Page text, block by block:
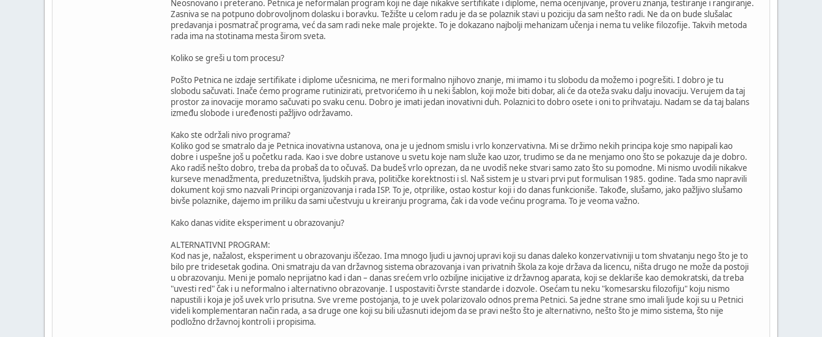
Neosnovano i preterano. Petnica je neformalan program koji ne daje nikakve sertifikate i diplome, nema ocenjivanje, proveru znanja, testiranje i rangiranje.
Zasniva se na potpuno dobrovoljnom dolasku i boravku. Težište u celom radu je da se polaznik stavi u poziciju da sam nešto radi. Ne da on bude slušalac
predavanja i posmatrač programa, već da sam radi neke male projekte. To je dokazano najbolji mehanizam učenja i nema tu velike filozofije. Takvih metoda
rada ima na stotinama mesta širom sveta.
Koliko se greši u tom procesu?
Pošto Petnica ne izdaje sertifikate i diplome učesnicima, ne meri formalno njihovo znanje, mi imamo i tu slobodu da možemo i pogrešiti. I dobro je tu
slobodu sačuvati. Inače ćemo programe rutinizirati, pretvorićemo ih u neki šablon, koji može biti dobar, ali će da oteža svaku dalju inovaciju. Verujem da taj
prostor za inovacije moramo sačuvati po svaku cenu. Dobro je imati jedan inovativni duh. Polaznici to dobro osete i oni to prihvataju. Nadam se da taj balans
između slobode i uređenosti pažljivo održavamo.
Kako ste održali nivo programa?
Koliko god se smatralo da je Petnica inovativna ustanova, ona je u jednom smislu i vrlo konzervativna. Mi se držimo nekih principa koje smo napipali kao
dobre i uspešne još u početku rada. Kao i sve dobre ustanove u svetu koje nam služe kao uzor, trudimo se da ne menjamo ono što se pokazuje da je dobro.
Ako radiš nešto dobro, treba da probaš da to očuvaš. Da budeš vrlo oprezan, da ne uvodiš neke stvari samo zato što su pomodne. Mi nismo uvodili nikakve
kurseve menadžmenta, preduzetništva, ljudskih prava, političke korektnosti i sl. Naš sistem je u stvari prvi put formulisan 1985. godine. Tada smo napravili
dokument koji smo nazvali Principi organizovanja i rada ISP. To je, otprilike, ostao kostur koji i do danas funkcioniše. Takođe, slušamo, jako pažljivo slušamo
bivše polaznike, dajemo im priliku da sami učestvuju u kreiranju programa, čak i da vode većinu programa. To je veoma važno.
Kako danas vidite eksperiment u obrazovanju?
ALTERNATIVNI PROGRAM:
Kod nas je, nažalost, eksperiment u obrazovanju iščezao. Ima mnogo ljudi u javnoj upravi koji su danas daleko konzervativniji u tom shvatanju nego što je to
bilo pre tridesetak godina. Oni smatraju da van državnog sistema obrazovanja i van privatnih škola za koje država da licencu, ništa drugo ne može da postoji
u obrazovanju. Meni je pomalo neprijatno kad i dan – danas srećem vrlo ozbiljne inicijative iz državnog aparata, koji se deklariše kao demokratski, da treba
"uvesti red" čak i u neformalno i alternativno obrazovanje. I uspostaviti čvrste standarde i dozvole. Osećam tu neku "komesarsku filozofiju" koju nismo
napustili i koja je još uvek vrlo prisutna. Sve vreme postojanja, to je uvek polarizovalo odnos prema Petnici. Sa jedne strane smo imali ljude koji su u Petnici
videli komplementaran način rada, a sa druge one koji su bili užasnuti idejom da se pravi nešto što je alternativno, nešto što je mimo sistema, što nije
podložno državnoj kontroli i propisima.